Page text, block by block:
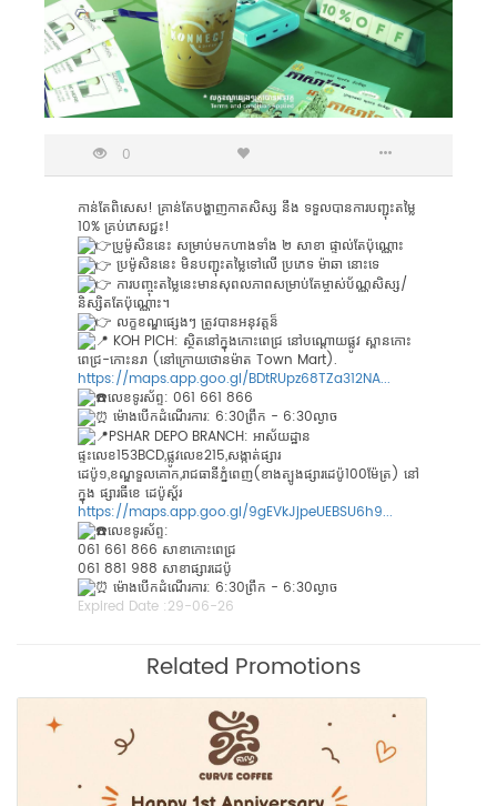
0
កាន់តែពិសេស! គ្រាន់តែបង្ហាញកាតសិស្ស នឹង ទទួលបានការបញ្ជុះតមៃ្ល
10% គ្រប់ភេសជ្ជះ!
ប្រូម៉ូសិននេះ សម្រាប់មកហាងទាំង ២ សាខា ផ្ទាល់តែប៉ុណ្ណោះ
ប្រម៉ូសិននេះ មិនបញ្ជុះតមៃ្លទៅលេី ប្រភេទ ម៉ាឆា នោះទេ
ការបញ្ចុះតម្លៃនេះមានសុពលភាពសម្រាប់តែម្ចាស់ប័ណ្ណសិស្ស/
និស្សិតតែប៉ុណ្ណោះ។
លក្ខខណ្ឌផេ្សងៗ ត្រូវបានអនុវត្តន៏
KOH PICH: ស្ថិតនៅក្នុងកោះពេជ្រ នៅបណ្តោយផ្លូវ ស្ពានកោះ
ពេជ្រ-កោះនរា (នៅក្រោយថោនម៉ាត Town Mart).
https://maps.app.goo.gl/BDtRUpz68TZa312NA...
លេខទូរស័ព្ទ: 061 661 866
ម៉ោងបេីកដំណេីរការ: 6:30ព្រឹក - 6:30ល្ងាច
PSHAR DEPO BRANCH: អាស័យដ្ឋាន
ផ្ទះលេខ153BCD,ផ្លូវលេខ215,សង្កាត់ផ្សារ
ដេប៉ូ១,ខណ្ឌទួលគោក,រាជធានីភ្នំពេញ(ខាងត្បូងផ្សារដេប៉ូ100ម៉ែត្រ) នៅ
ក្នុង ផ្សារធីខេ ដេប៉ូស្ត័រ
https://maps.app.goo.gl/9gEVkJjpeUEBSU6h9...
លេខទូរស័ព្ទ:
061 661 866 សាខាកោះពេជ្រ
061 881 988 សាខាផ្សារដេប៉ូ
ម៉ោងបេីកដំណេីរការ: 6:30ព្រឹក - 6:30ល្ងាច
Expired Date :29-06-26
Related Promotions